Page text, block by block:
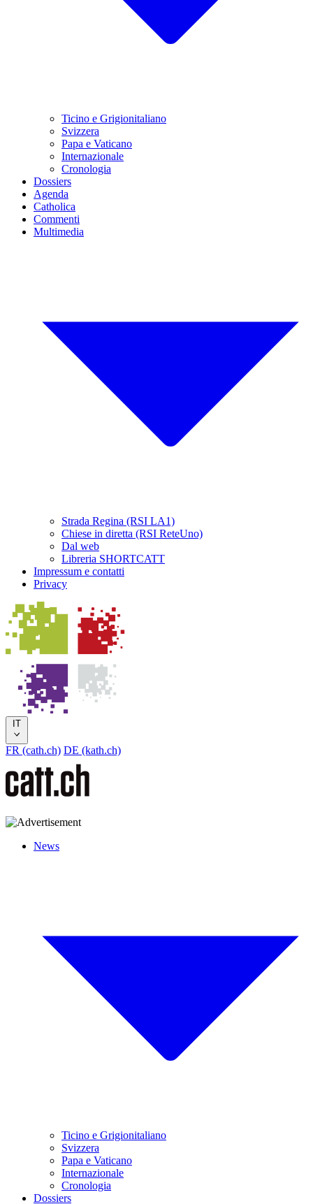
Ticino e Grigionitaliano
Svizzera
Papa e Vaticano
Internazionale
Cronologia
Dossiers
Agenda
Catholica
Commenti
Multimedia
Strada Regina (RSI LA1)
Chiese in diretta (RSI ReteUno)
Dal web
Libreria SHORTCATT
Impressum e contatti
Privacy
IT
FR (cath.ch) DE (kath.ch)
News
Ticino e Grigionitaliano
Svizzera
Papa e Vaticano
Internazionale
Cronologia
Dossiers